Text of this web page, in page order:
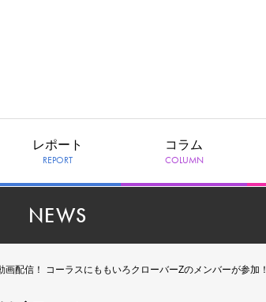
レポート
REPORT
コラム
COLUMN
NEWS
配信！ コーラスにももいろクローバーZのメンバーが参加！